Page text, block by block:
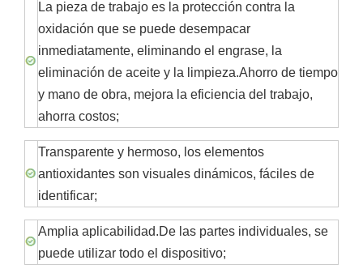
La pieza de trabajo es la protección contra la
oxidación que se puede desempacar
inmediatamente, eliminando el engrase, la
eliminación de aceite y la limpieza.Ahorro de tiempo
y mano de obra, mejora la eficiencia del trabajo,
ahorra costos;
Transparente y hermoso, los elementos
antioxidantes son visuales dinámicos, fáciles de
identificar;
Amplia aplicabilidad.De las partes individuales, se
puede utilizar todo el dispositivo;